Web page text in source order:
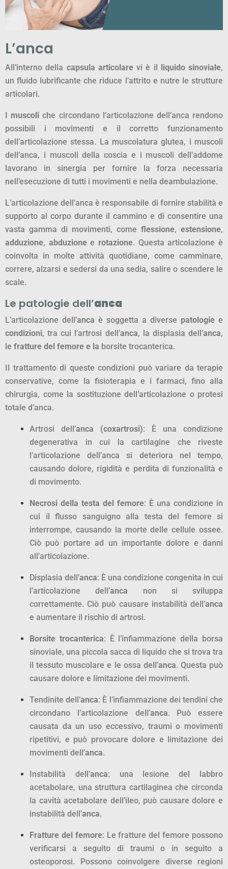
L’anca
All’interno della capsula articolarevi è il liquido sinoviale,
un fluido lubrificante che riduce l’attrito e nutre le strutture
articolari.
muscoli che circondano l’articolazione dell’anca rendono
possibili i movimenti e il corretto funzionamento
dell’articolazione stessa. La muscolatura glutea, i muscoli
dell’anca, i muscoli della coscia e i muscoli dell’addome
lavorano in sinergia per fornire la forza necessaria
nell’esecuzione di tutti i movimenti e nella deambulazione.
L’articolazione dell’anca è responsabile di fornire stabilità e
supporto al corpo durante il cammino e di consentire una
vasta gamma di movimenti, come flessione, estensione,
adduzione, abduzionee rotazione. Questa articolazione è
coinvolta in molte attività quotidiane, come camminare,
correre, alzarsi e sedersi da una sedia, salire o scendere le
scale.
Le patologie dell’anca
L’articolazione dell’anca è soggetta a diverse patologie e
condizioni, tra cui l’artrosi dell’anca, la displasia dell’anca,
le fratture del femore e la borsite trocanterica.
Il trattamento di queste condizioni può variare da terapie
conservative, come la fisioterapia e i farmaci, fino alla
chirurgia, come la sostituzione dell’articolazione o protesi
totale d’anca.
Artrosi dell’anca (coxartrosi): È una condizione
degenerativa in cui la cartilagine che riveste
l’articolazione dell’anca si deteriora nel tempo,
causando dolore, rigidità e perdita di funzionalità e
di movimento.
Necrosi della testa del femore: È una condizione in
cui il flusso sanguigno alla testa del femore si
interrompe, causando la morte delle cellule ossee.
Ciò può portare ad un importante dolore e danni
all’articolazione.
Displasia dell’anca: È una condizione congenita in cui
l’articolazione dell’anca non si sviluppa
correttamente. Ciò può causare instabilità dell’anca
e aumentare il rischio di artrosi.
Borsite trocanterica: È l’infiammazione della borsa
sinoviale, una piccola sacca di liquido che si trova tra
il tessuto muscolare e le ossa dell’anca. Questa può
causare dolore e limitazione dei movimenti.
Tendinite dell’anca: È l’infiammazione dei tendini che
circondano l’articolazione dell’anca. Può essere
causata da un uso eccessivo, traumi o movimenti
ripetitivi, e può provocare dolore e limitazione dei
movimenti dell’anca.
Instabilità dell’anca: una lesione del labbro
acetabolare, una struttura cartilaginea che circonda
la cavità acetabolare dell’ileo, può causare dolore e
instabilità dell’anca.
Fratture del femore: Le fratture del femore possono
verificarsi a seguito di traumi o in seguito a
osteoporosi. Possono coinvolgere diverse regioni